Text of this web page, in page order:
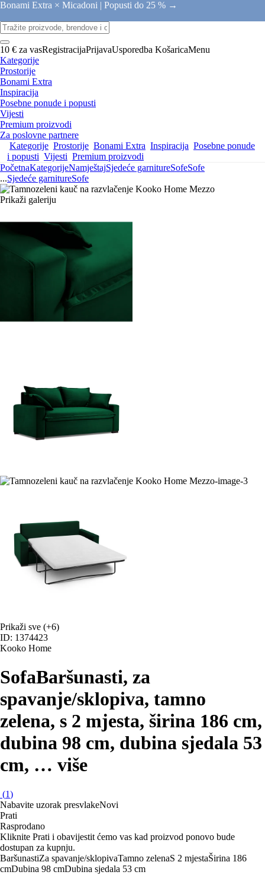
Bonami Extra × Micadoni | Popusti do 25 % →
10 € za vasRegistracijaPrijavaUsporedba KošaricaMenu
Kategorije
Prostorije
Bonami Extra
Inspiracija
Posebne ponude i popusti
Vijesti
Premium proizvodi
Za poslovne partnere
Kategorije Prostorije Bonami Extra Inspiracija Posebne ponude
i popusti Vijesti Premium proizvodi
PočetnaKategorijeNamještajSjedeće garnitureSofeSofe
...Sjedeće garnitureSofe
Prikaži galeriju
Prikaži sve (+6)
ID: 1374423
Kooko Home
SofaBaršunasti, za
spavanje/sklopiva, tamno
zelena, s 2 mjesta, širina 186 cm,
dubina 98 cm, dubina sjedala 53
cm, … više
(1)
Nabavite uzorak presvlakeNovi
Prati
Rasprodano
Kliknite Prati i obavijestit ćemo vas kad proizvod ponovo bude
dostupan za kupnju.
BaršunastiZa spavanje/sklopivaTamno zelenaS 2 mjestaŠirina 186
cmDubina 98 cmDubina sjedala 53 cm